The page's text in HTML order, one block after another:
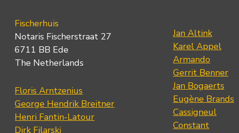
Fischerhuis
Notaris Fischerstraat 27
6711 BB Ede
The Netherlands
Floris Arntzenius
George Hendrik Breitner
Henri Fantin-Latour
Dirk Filarski
Jan Altink
Karel Appel
Armando
Gerrit Benner
Jan Bogaerts
Eugène Brands
Cassigneul
Constant